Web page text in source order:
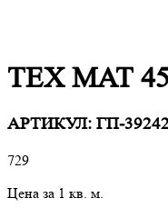
ТЕХ МАТ
АРТИКУЛ: ГП-
729
Цена за 1 кв. м.